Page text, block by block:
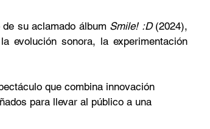
su aclamado álbum Smile! :D (2024),
evolución sonora, la experimentación
que combina innovación
para llevar al público a una